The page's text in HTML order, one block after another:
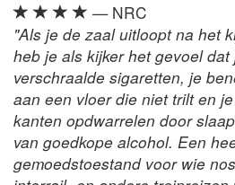
— NRC
"Als je de zaal uitloopt na het
heb je als kijker het gevoel
verschraalde sigaretten, je
aan een vloer die niet trilt en
kanten opdwarrelen door
van goedkope alcohol. Een
gemoedstoestand voor wie